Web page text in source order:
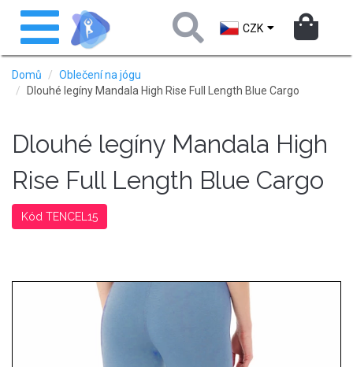
Přejít
hlavnímu
obsahu
Toggle
navigation
CZK
Domů
Oblečení na jógu
Dlouhé legíny Mandala High Rise Full Length Blue Cargo
Dlouhé legíny Mandala High
Rise Full Length Blue Cargo
Kód TENCEL15